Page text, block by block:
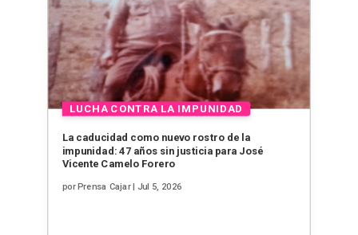
La caducidad como nuevo rostro de la
impunidad: 47 años sin justicia para José
Vicente Camelo Forero
porPrensa Cajar| Jul 5, 2026